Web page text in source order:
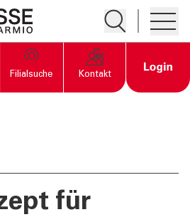
Suche öffnen
Filialsuche Kontakt Open
für